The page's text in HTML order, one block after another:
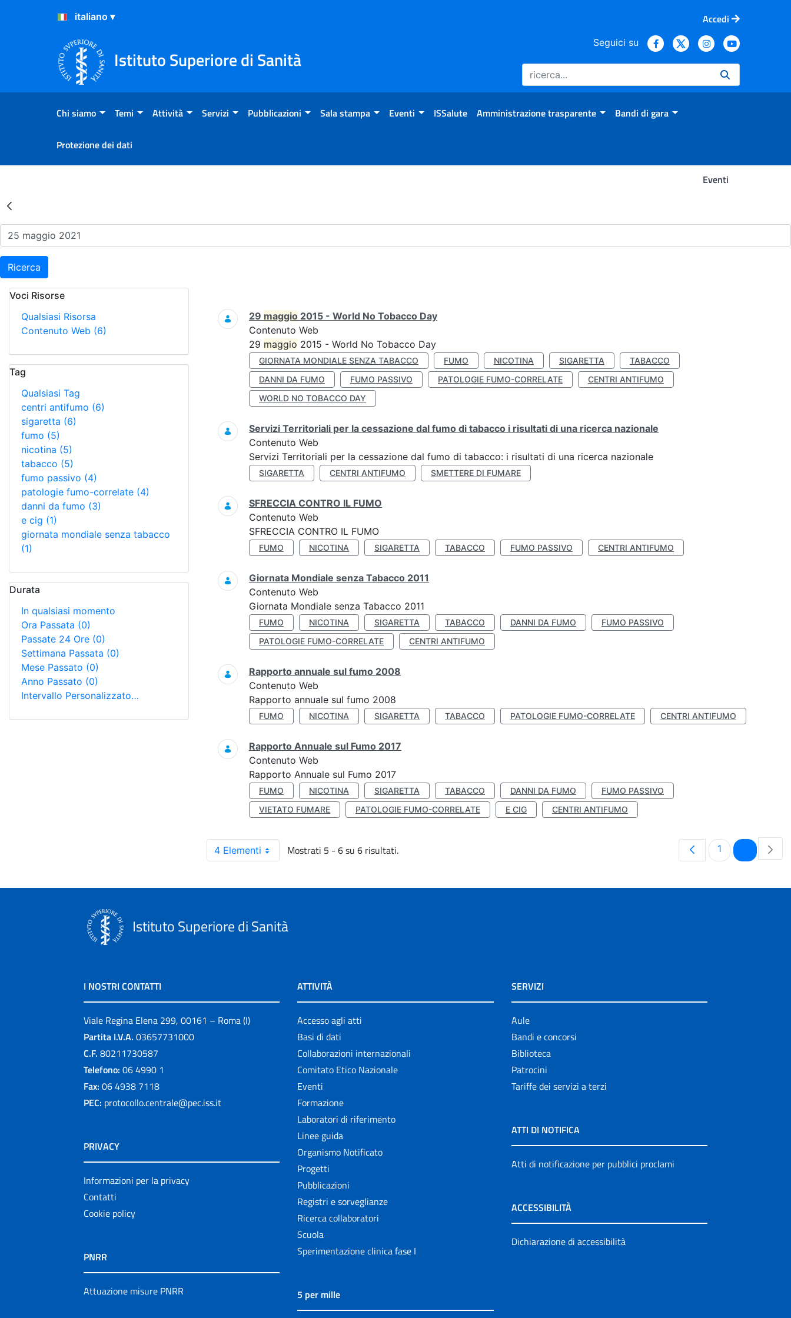
Salta al Contenuto
Salta al Footer
Accedi
Istituto Superiore di Sanità
Seguici su
Chi siamo Temi Attività Servizi Pubblicazioni Sala stampa Eventi ISSalute Amministrazione trasparente Bandi di gara
Protezione dei dati
Eventi
Risultati della Ricerca - Eventi
Ricerca
Voci Risorse
Qualsiasi Risorsa
Contenuto Web (6)
Tag
Qualsiasi Tag
centri antifumo (6)
sigaretta (6)
fumo (5)
nicotina (5)
tabacco (5)
fumo passivo (4)
patologie fumo-correlate (4)
danni da fumo (3)
e cig (1)
giornata mondiale senza tabacco
(1)
Durata
In qualsiasi momento
Ora Passata (0)
Passate 24 Ore (0)
Settimana Passata (0)
Mese Passato (0)
Anno Passato (0)
Intervallo Personalizzato…
Ricerca
29 maggio 2015 - World No Tobacco Day
Contenuto Web
29 maggio 2015 - World No Tobacco Day
GIORNATA MONDIALE SENZA TABACCO FUMO NICOTINA SIGARETTA
TABACCO
DANNI DA FUMO
FUMO PASSIVO PATOLOGIE FUMO-CORRELATE
CENTRI ANTIFUMO
WORLD NO TOBACCO DAY
Servizi Territoriali per la cessazione dal fumo di tabacco i risultati di una ricerca nazionale
Contenuto Web
Servizi Territoriali per la cessazione dal fumo di tabacco: i risultati di una ricerca nazionale
SIGARETTA CENTRI ANTIFUMO SMETTERE DI FUMARE
SFRECCIA CONTRO IL FUMO
Contenuto Web
SFRECCIA CONTRO IL FUMO
FUMO NICOTINA SIGARETTA TABACCO FUMO PASSIVO CENTRI ANTIFUMO
Giornata Mondiale senza Tabacco 2011
Contenuto Web
Giornata Mondiale senza Tabacco 2011
FUMO NICOTINA SIGARETTA TABACCO DANNI DA FUMO
FUMO PASSIVO
PATOLOGIE FUMO-CORRELATE
CENTRI ANTIFUMO
Rapporto annuale sul fumo 2008
Contenuto Web
Rapporto annuale sul fumo 2008
FUMO NICOTINA SIGARETTA TABACCO PATOLOGIE FUMO-CORRELATE CENTRI ANTIFUMO
Rapporto Annuale sul Fumo 2017
Contenuto Web
Rapporto Annuale sul Fumo 2017
FUMO NICOTINA SIGARETTA TABACCO DANNI DA FUMO
FUMO PASSIVO
VIETATO FUMARE
PATOLOGIE FUMO-CORRELATE E CIG CENTRI ANTIFUMO
4 Elementi Mostrati 5 - 6 su 6 risultati. Pagina
1 Pagina
Istituto Superiore di Sanità
I NOSTRI CONTATTI
Viale Regina Elena 299, 00161 – Roma (I)
Partita I.V.A. 03657731000
C.F. 80211730587
Telefono: 06 4990 1
Fax: 06 4938 7118
PEC: protocollo.centrale@pec.iss.it
PRIVACY
Informazioni per la privacy
Contatti
Cookie policy
PNRR
Attuazione misure PNRR
ATTIVITÀ
Accesso agli atti
Basi di dati
Collaborazioni internazionali
Comitato Etico Nazionale
Eventi
Formazione
Laboratori di riferimento
Linee guida
Organismo Notificato
Progetti
Pubblicazioni
Registri e sorveglianze
Ricerca collaboratori
Scuola
Sperimentazione clinica fase I
5 per mille
SERVIZI
Aule
Bandi e concorsi
Biblioteca
Patrocini
Tariffe dei servizi a terzi
ATTI DI NOTIFICA
Atti di notificazione per pubblici proclami
ACCESSIBILITÀ
Dichiarazione di accessibilità